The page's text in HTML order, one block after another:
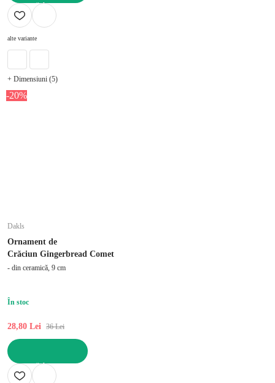
ADAUGĂ ÎN COȘ
alte variante
+ Dimensiuni (5)
-20%
Dakls
Ornament de
Crăciun Gingerbread Comet
- din ceramică, 9 cm
În stoc
28,80 Lei 36 Lei
ADAUGĂ ÎN COȘ